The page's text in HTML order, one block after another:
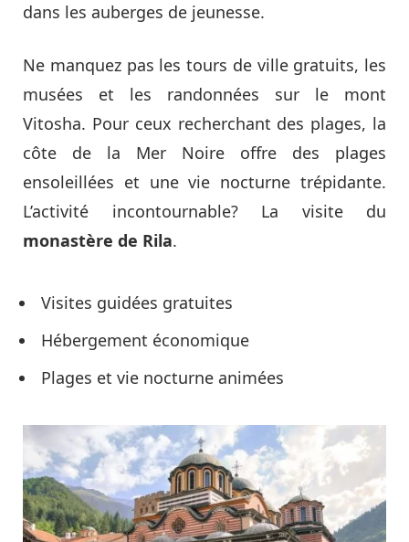
dans les auberges de jeunesse.
Ne manquez pas les tours de ville gratuits, les
musées et les randonnées sur le mont
Vitosha. Pour ceux recherchant des plages, la
côte de la Mer Noire offre des plages
ensoleillées et une vie nocturne trépidante.
L’activité incontournable? La visite du
monastère de Rila.
Visites guidées gratuites
Hébergement économique
Plages et vie nocturne animées